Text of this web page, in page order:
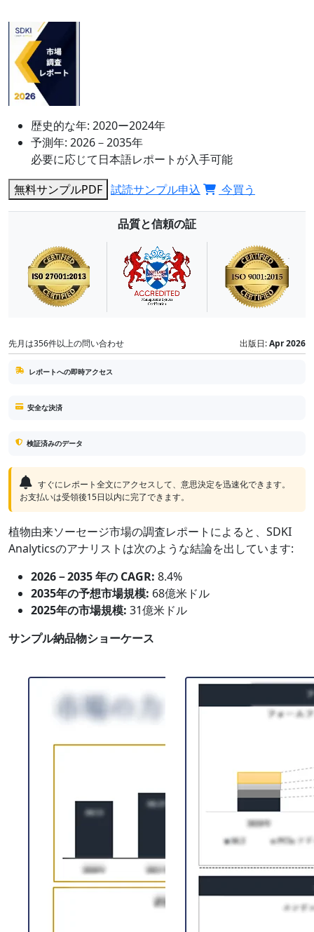
歴史的な年: 2020ー2024年
予測年: 2026－2035年
必要に応じて日本語レポートが入手可能
無料サンプルPDF 試読サンプル申込 今買う
品質と信頼の証
先月は356件以上の問い合わせ 出版日:Apr 2026
レポートへの即時アクセス
安全な決済
検証済みのデータ
すぐにレポート全文にアクセスして、意思決定を迅速化できます。
お支払いは受領後15日以内に完了できます。
植物由来ソーセージ市場の調査レポートによると、SDKI
Analyticsのアナリストは次のような結論を出しています:
2026－2035 年の CAGR: 8.4%
2035年の予想市場規模: 68億米ドル
2025年の市場規模: 31億米ドル
サンプル納品物ショーケース